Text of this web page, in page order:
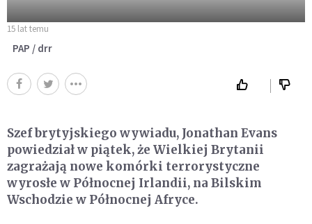
15 lat temu
PAP / drr
Szef brytyjskiego wywiadu, Jonathan Evans
powiedział w piątek, że Wielkiej Brytanii
zagrażają nowe komórki terrorystyczne
wyrosłe w Północnej Irlandii, na Bilskim
Wschodzie w Północnej Afryce.